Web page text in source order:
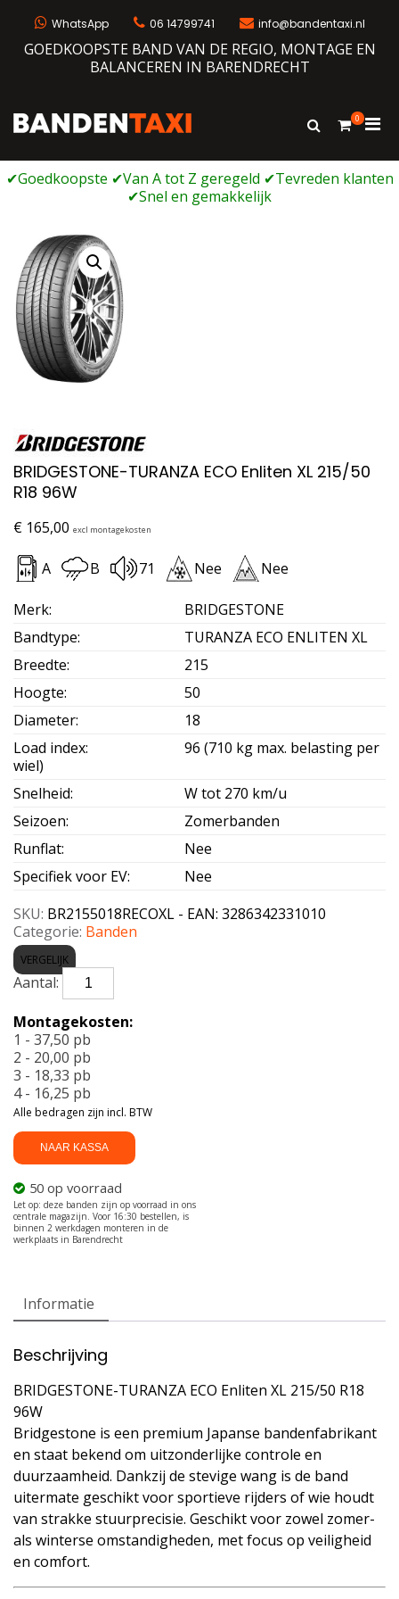
WhatsApp 06 14799741 info@bandentaxi.nl
GOEDKOOPSTE BAND VAN DE REGIO, MONTAGE EN
BALANCEREN IN BARENDRECHT
Bandengarage met eigen webshop
Toon
0
voor
BRIDGESTONE-TURANZA ECO Enliten XL 215/50
R18 96W
€ 165,00 excl montagekosten
A B 71 Nee Nee
Merk:
BRIDGESTONE
Bandtype:
TURANZA ECO ENLITEN XL
Breedte:
215
Hoogte:
50
Diameter:
18
Load index:
96 (710 kg max. belasting per
wiel)
Snelheid:
W tot 270 km/u
Seizoen:
Zomerbanden
Runflat:
Nee
Specifiek voor EV:
Nee
SKU: BR2155018RECOXL - EAN: 3286342331010
Categorie: Banden
VERGELIJK
BRIDGESTONE-
TURANZA
Enliten
XL
215/50
R18
96W
aantal
NAAR KASSA
50 op voorraad
Montagekosten:
1 - 37,50 pb
2 - 20,00 pb
3 - 18,33 pb
4 - 16,25 pb
Alle bedragen zijn incl. BTW
Informatie
Beschrijving
BRIDGESTONE-TURANZA ECO Enliten XL 215/50 R18
96W
Bridgestone is een premium Japanse bandenfabrikant
en staat bekend om uitzonderlijke controle en
duurzaamheid. Dankzij de stevige wang is de band
uitermate geschikt voor sportieve rijders of wie houdt
van strakke stuurprecisie. Geschikt voor zowel zomer-
als winterse omstandigheden, met focus op veiligheid
en comfort.